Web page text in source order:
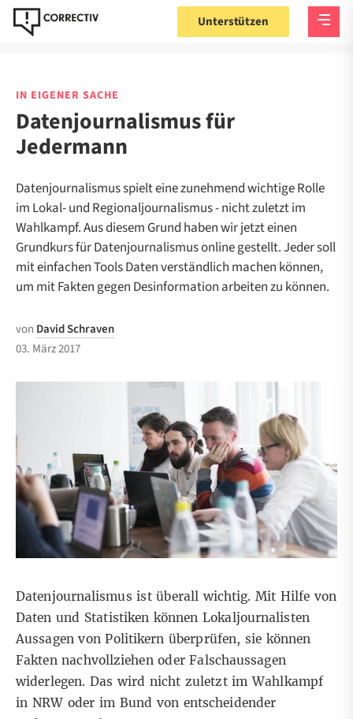
Unterstützen
IN EIGENER SACHE
Datenjournalismus für
Jedermann
Datenjournalismus spielt eine zunehmend wichtige Rolle
im Lokal- und Regionaljournalismus - nicht zuletzt im
Wahlkampf. Aus diesem Grund haben wir jetzt einen
Grundkurs für Datenjournalismus online gestellt. Jeder soll
mit einfachen Tools Daten verständlich machen können,
um mit Fakten gegen Desinformation arbeiten zu können.
von David Schraven
03. März 2017
Datenjournalismus ist überall wichtig. Mit Hilfe von
Daten und Statistiken können Lokaljournalisten
Aussagen von Politikern überprüfen, sie können
Fakten nachvollziehen oder Falschaussagen
widerlegen. Das wird nicht zuletzt im Wahlkampf
in NRW oder im Bund von entscheidender